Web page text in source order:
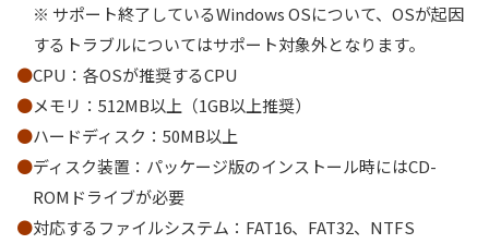
※ サポート終了しているWindows OSについて、OSが起因
するトラブルについてはサポート対象外となります。
CPU：各OSが推奨するCPU
メモリ：512MB以上（1GB以上推奨）
ハードディスク：50MB以上
ディスク装置：パッケージ版のインストール時にはCD-
ROMドライブが必要
対応するファイルシステム：FAT16、FAT32、NTFS